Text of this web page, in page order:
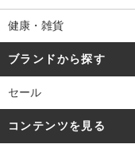
健康・雑貨
ブランドから探す
セール
コンテンツを見る